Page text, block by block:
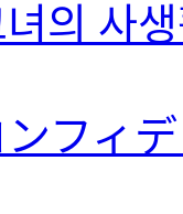
의 사
フィ